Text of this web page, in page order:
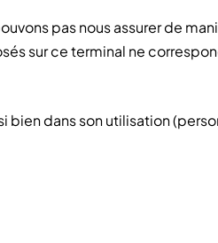
pas nous assurer de
sur ce terminal ne
dans son utilisation